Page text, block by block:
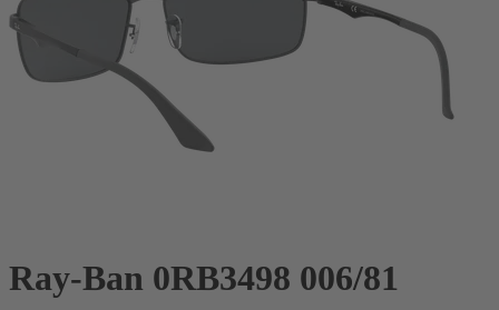
Ray-Ban 0RB3498 006/81